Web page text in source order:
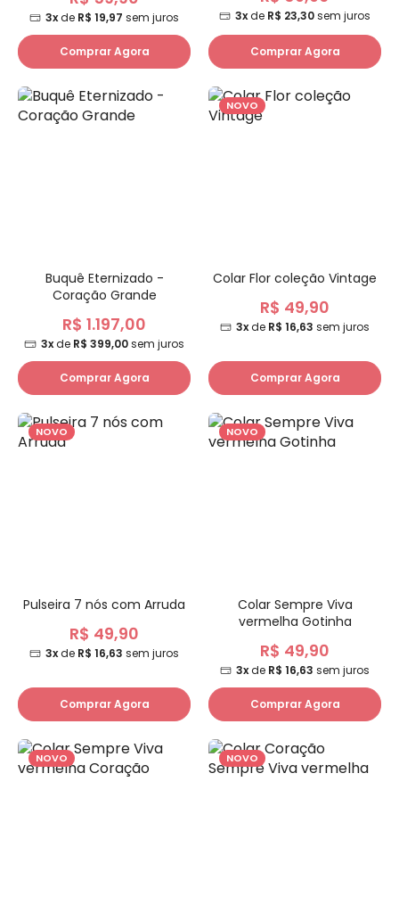
3xde R$ 19,97 sem juros
Comprar Agora
3xde R$ 23,30sem juros
Comprar Agora
Buquê Eternizado -
Coração Grande
R$ 1.197,00
3xde R$ 399,00sem juros
Comprar Agora
NOVO
Colar Flor coleção Vintage
R$ 49,90
3xde R$ 16,63 sem juros
Comprar Agora
NOVO
Pulseira 7 nós com Arruda
R$ 49,90
3xde R$ 16,63 sem juros
Comprar Agora
NOVO
Colar Sempre Viva
vermelha Gotinha
R$ 49,90
3xde R$ 16,63 sem juros
Comprar Agora
NOVO NOVO